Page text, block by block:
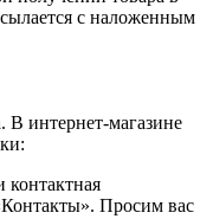
с наложенным
В интернет-магазине
контактная
Просим вас